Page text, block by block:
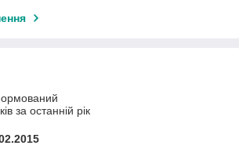
за останній рік